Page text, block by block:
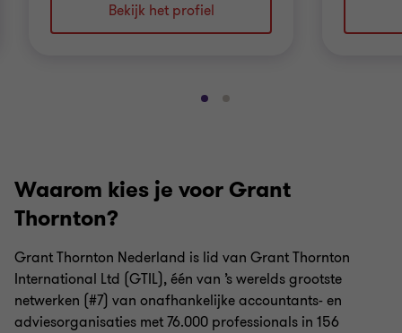
Bekijk het profiel
Ga
van
Ga
van
Waarom kies je voor Grant
Thornton?
Grant Thornton Nederland is lid van Grant Thornton
International Ltd (GTIL), één van ’s werelds grootste
netwerken (#7) van onafhankelijke accountants- en
adviesorganisaties met 76.000 professionals in 156